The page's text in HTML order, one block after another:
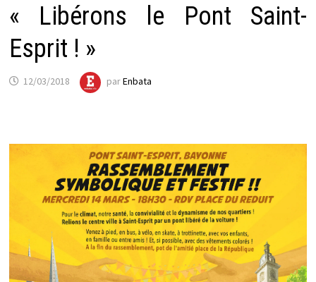
« Libérons le Pont Saint-
Esprit ! »
12/03/2018 parEnbata